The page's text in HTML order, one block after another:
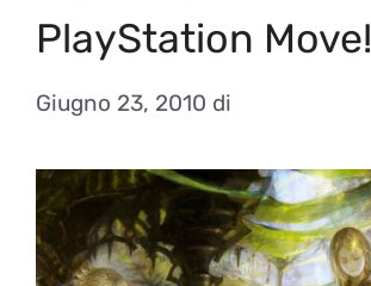
PlayStation Move!
Giugno 23, 2010 di